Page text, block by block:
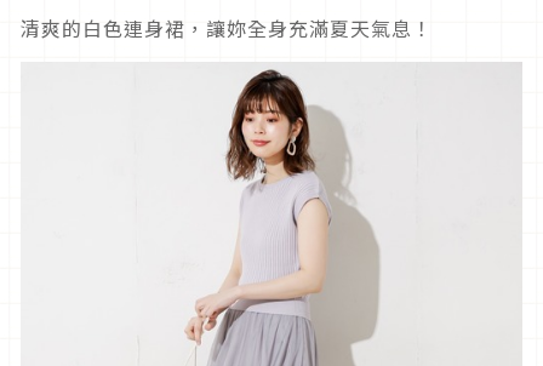
清爽的白色連身裙，讓妳全身充滿夏天氣息！